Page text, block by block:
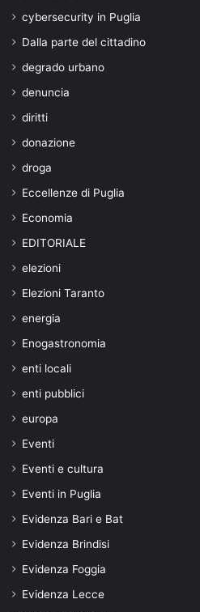
cybersecurity in Puglia
Dalla parte del cittadino
degrado urbano
denuncia
diritti
donazione
droga
Eccellenze di Puglia
Economia
EDITORIALE
elezioni
Elezioni Taranto
energia
Enogastronomia
enti locali
enti pubblici
europa
Eventi
Eventi e cultura
Eventi in Puglia
Evidenza Bari e Bat
Evidenza Brindisi
Evidenza Foggia
Evidenza Lecce